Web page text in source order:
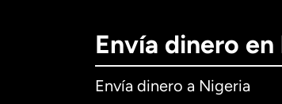
Envía dinero en
Envía dinero a Nigeria